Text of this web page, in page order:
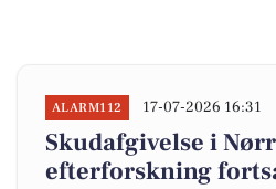
ALARM112 17-07-2026 16:31
Skudafgivelse i
efterforskning